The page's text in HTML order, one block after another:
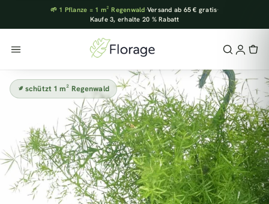
🌱 1 Pflanze = 1 m² Regenwald·Versand ab 65 € gratis·
Kaufe 3, erhalte 20 % Rabatt
schützt 1 m² Regenwald